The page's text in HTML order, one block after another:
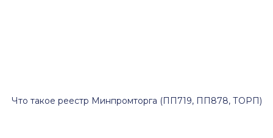
Что такое реестр Минпромторга (ПП719, ПП878, ТОРП)